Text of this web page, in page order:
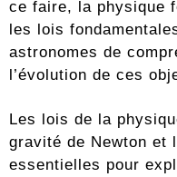
ce faire, la physique
les lois
astronomes de
l’évolution de ces
Les lois de la
gravité de Newton et
essentielles pour